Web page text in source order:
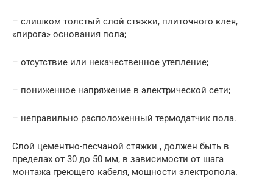
– слишком толстый слой стяжки, плиточного клея,
«пирога» основания пола;
– отсутствие или некачественное утепление;
– пониженное напряжение в электрической сети;
– неправильно расположенный термодатчик пола.
Слой цементно-песчаной стяжки , должен быть в
пределах от 30 до 50 мм, в зависимости от шага
монтажа греющего кабеля, мощности электропола.